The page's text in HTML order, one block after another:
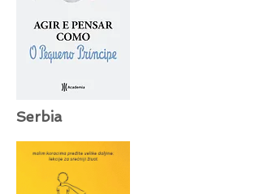
Serbia